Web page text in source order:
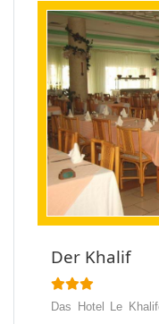
Der Khalif
Das Hotel Le